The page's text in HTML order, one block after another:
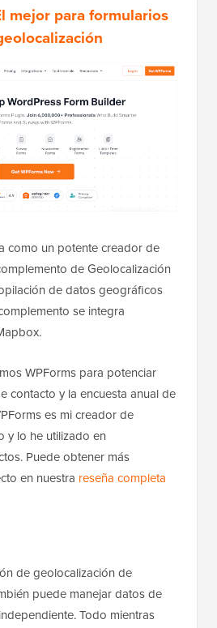
mejor para formularios
como un potente creador de
de Geolocalización
de datos geográficos
se integra
WPForms para potenciar
contacto y la encuesta anual de
es mi creador de
y lo he utilizado en
Puede obtener más
en nuestra reseña completa
de geolocalización de
puede manejar datos de
Todo mientras